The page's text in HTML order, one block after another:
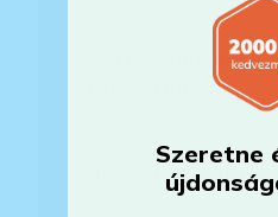
Az Önök által
Mire vonatkozik a
Szeretne